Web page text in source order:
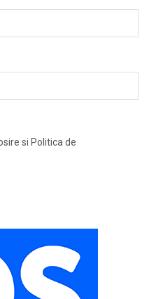
si Politica de